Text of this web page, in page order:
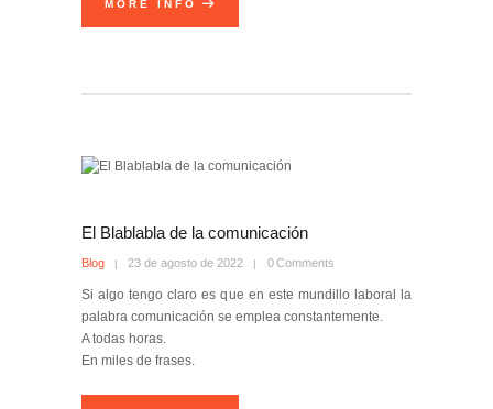
MORE INFO
El Blablabla de la comunicación
Blog 23 de agosto de 2022 0 Comments
Si algo tengo claro es que en este mundillo laboral la
palabra comunicación se emplea constantemente.
A todas horas.
En miles de frases.